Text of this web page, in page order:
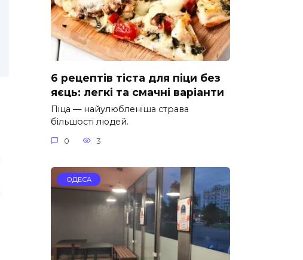
6 рецептів тіста для піци без
яєць: легкі та смачні варіанти
Піца — найулюбленіша страва
більшості людей.
0 3
ОДЕСА